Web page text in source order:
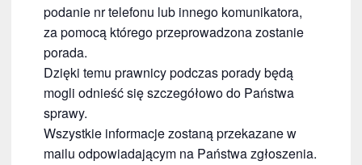
podanie nr telefonu lub innego komunikatora,
za pomocą którego przeprowadzona zostanie
porada.
Dzięki temu prawnicy podczas porady będą
mogli odnieść się szczegółowo do Państwa
sprawy.
Wszystkie informacje zostaną przekazane w
mailu odpowiadającym na Państwa zgłoszenia.